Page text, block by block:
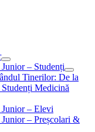
– Studenți
Tinerilor: De la
Medicină
– Elevi
– Preșcolari &